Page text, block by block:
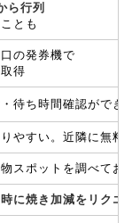
ら行列
とも
の発券機で
得
待ち時間確認ができ
やすい。近隣に無料
スポットを調べてお
に焼き加減をリクエ